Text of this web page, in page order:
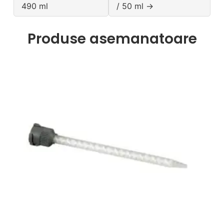
490 ml
/ 50 ml →
Produse asemanatoare